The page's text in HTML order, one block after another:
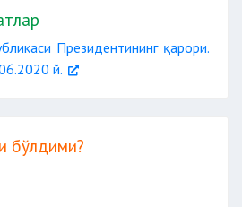
Президентининг қарори.
й.
бўлдими?